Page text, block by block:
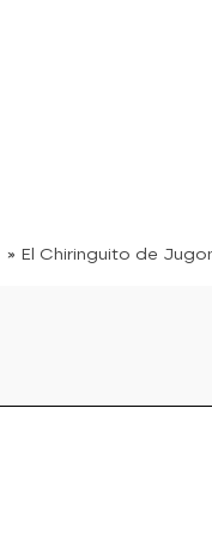
» El Chiringuito de